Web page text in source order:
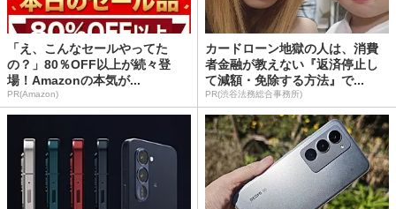
「え、こんなセールやってた
の？」80％OFF以上が続々登
場！Amazonの本気が...
PR(Amazon)
カードローン地獄の人は、消費
者金融が教えない『返済停止し
て減額・免除する方法』で...
PR(渋谷法務総合事務所)